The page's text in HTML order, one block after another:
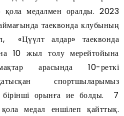
медалмен оралды. 2023
таеквонда клубының
«Цүүлт алдар» таеквонда
10 жыл толу мерейтойына
арасында 10-реткі
спортшыларымыз
бірінші орынға ие болды. 7
медал еншілеп қайттық.